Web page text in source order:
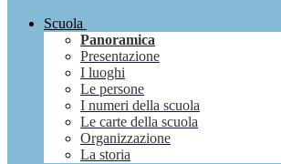
Scuola
Panoramica
Presentazione
I luoghi
Le persone
I numeri della scuola
Le carte della scuola
Organizzazione
La storia